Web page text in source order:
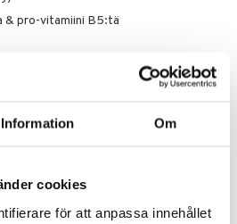
Information Om
cookies
för att anpassa innehållet
& pro-vitamiini B5:tä
tuoksujen vivahteet
Taurate, Decyl Glucoside,